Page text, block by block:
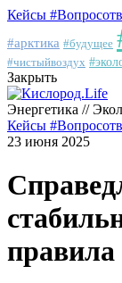
Кейсы
#арктика #будущее
#чистыйвоздух
Закрыть
Энергетика //
Кейсы
23 июня 2025
правила